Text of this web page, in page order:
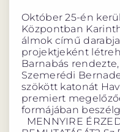
Október 25-én
Központban
álmok című
projektjeként
Barnabás
Szemerédi
szökött katonát
premiert
formájában
MENNYIRE